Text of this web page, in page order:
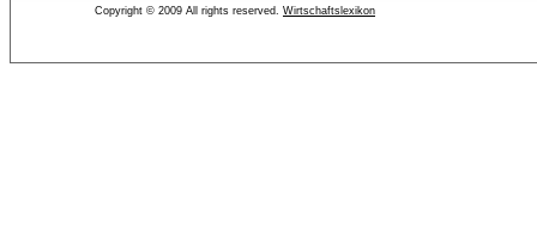
Copyright © 2009 All rights reserved. Wirtschaftslexikon